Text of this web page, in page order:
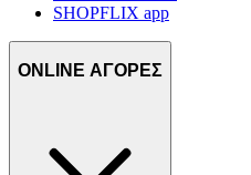
SHOPFLIX app
ONLINE ΑΓΟΡΕΣ